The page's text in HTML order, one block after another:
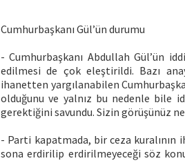
Cumhurbaşkanı Gül’ün durumu
- Cumhurbaşkanı Abdullah Gül’ün
edilmesi de çok eleştirildi. Bazı
ihanetten yargılanabilen
olduğunu ve yalnız bu nedenle bile
gerektiğini savundu. Sizin görüşünüz
- Parti kapatmada, bir ceza
sona erdirilip erdirilmeyeceği söz